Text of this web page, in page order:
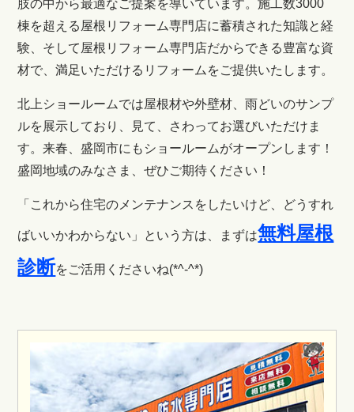
肢の中から最適なご提案を導いています。施工数3000
棟を超える屋根リフォーム専門店に蓄積された知識と経
験、そして屋根リフォーム専門店だからできる豊富な資
材で、満足いただけるリフォームをご提供いたします。
北上ショールームでは屋根材や外壁材、雨どいのサンプ
ルを展示しており、見て、さわってお選びいただけま
す。来春、盛岡市にもショールームがオープンします！
盛岡地域のみなさま、ぜひご期待ください！
「これから住宅のメンテナンスをしたいけど、どうすれ
ばいいかわからない」という方は、まずは無料屋根
診断をご活用くださいね(*^-^*)